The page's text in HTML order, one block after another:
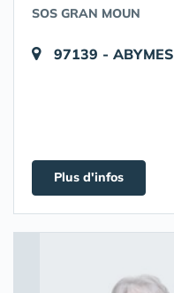
SOS GRAN MOUN
97139 - ABYMES
Plus d'infos